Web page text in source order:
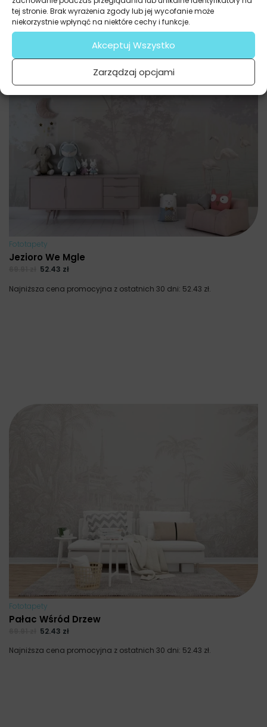
tej stronie. Brak wyrażenia zgody lub jej wycofanie może
niekorzystnie wpłynąć na niektóre cechy i funkcje.
Akceptuj Wszystko
Zarządzaj opcjami
Fototapety
Jezioro We Mgle
52.43 zł
Najniższa cena promocyjna z ostatnich 30 dni: 52.43 zł.
Fototapety
Pałac Wśród Drzew
52.43 zł
Najniższa cena promocyjna z ostatnich 30 dni: 52.43 zł.